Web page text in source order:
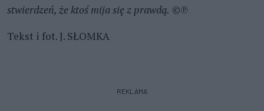
stwierdzeń, że ktoś mija się z prawdą. ©℗
Tekst i fot. J. SŁOMKA
REKLAMA